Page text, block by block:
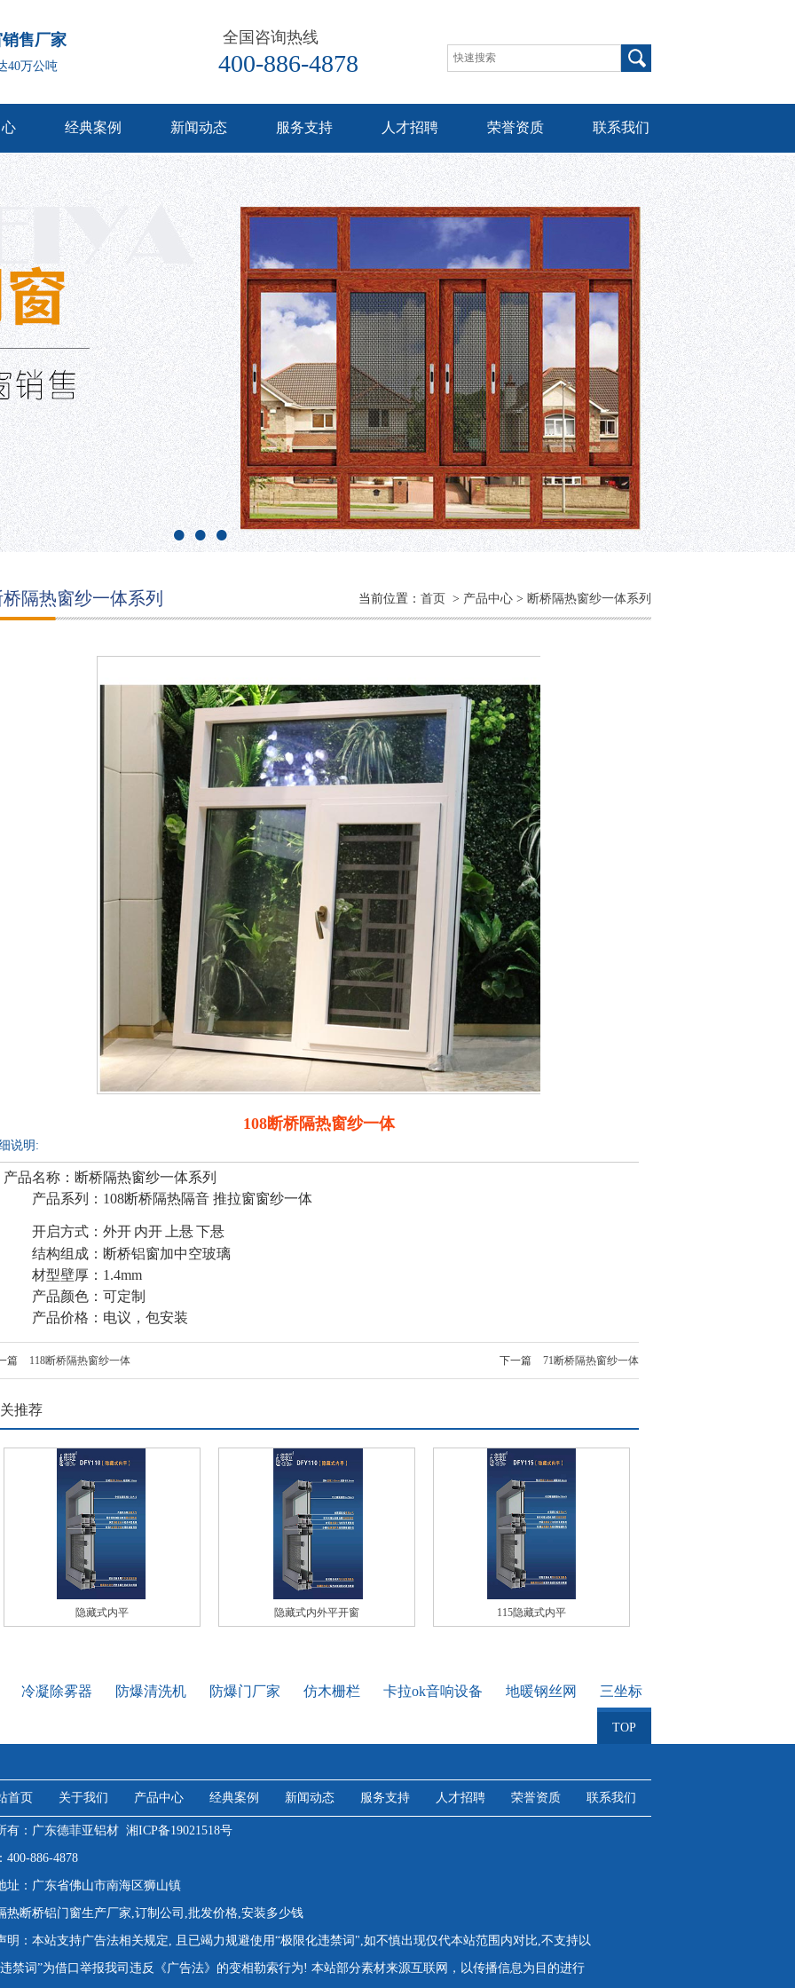
售厂家
40万公吨
全国咨询热线
400-886-4878
经典案例 新闻动态 服务支持 人才招聘 荣誉资质 联系我们
桥隔热窗纱一体系列 当前位置： 首页 > 产品中心 > 断桥隔热窗纱一体系列
108断桥隔热窗纱一体
说明:
产品名称：断桥隔热窗纱一体系列
产品系列： 108断桥隔热隔音 推拉窗窗纱一体
开启方式：外开 内开 上悬下悬
结构组成：断桥铝窗加中空玻璃
材型壁厚： 1.4mm
产品颜色：可定制
产品价格：电议，包安装
篇 118断桥隔热窗纱一体 下一篇 71断桥隔热窗纱一体
推荐
隐藏式内平 隐藏式内外平开窗 115隐藏式内平
冷凝除雾器 防爆清洗机 防爆门厂家 仿木栅栏 卡拉ok音响设备 地暖钢丝网 三坐标
TOP
首页 关于我们 产品中心 经典案例 新闻动态 服务支持 人才招聘 荣誉资质 联系我们
有：广东德菲亚铝材 湘ICP备19021518号
400-886-4878
址：广东省佛山市南海区狮山镇
热断桥铝门窗生产厂家,订制公司,批发价格,安装多少钱
明：本站支持广告法相关规定, 且已竭力规避使用“极限化违禁词",如不慎出现仅代本站范围内对比,不支持以
禁词”为借口举报我司违反《广告法》的变相勒索行为! 本站部分素材来源互联网，以传播信息为目的进行